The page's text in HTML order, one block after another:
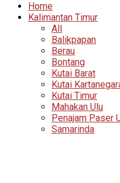
Home
Kalimantan Timur
All
Balikpapan
Berau
Bontang
Kutai Barat
Kutai
Kutai Timur
Mahakan Ulu
Penajam Paser
Samarinda